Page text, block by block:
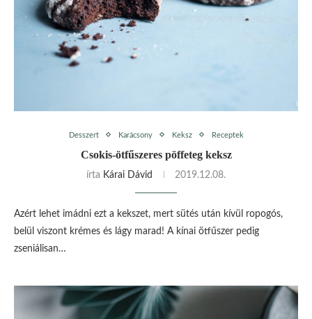
Desszert Karácsony Keksz Receptek
Csokis-ötfűszeres pöffeteg keksz
írta Kárai Dávid 2019.12.08.
Azért lehet imádni ezt a kekszet, mert sütés után kívül ropogós,
belül viszont krémes és lágy marad! A kínai ötfűszer pedig
zseniálisan…